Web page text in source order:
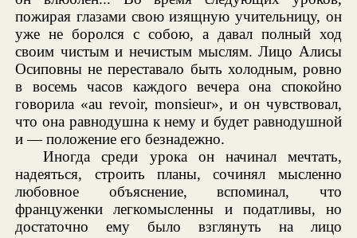
пожирая глазами свою изящную учительницу, он
уже не боролся с собою, а давал полный ход
своим чистым и нечистым мыслям. Лицо Алисы
Осиповны не переставало быть холодным, ровно
в восемь часов каждого вечера она спокойно
говорила «au revoir, monsieur», и он чувствовал,
что она равнодушна к нему и будет равнодушной
и — положение его безнадежно.
Иногда среди урока он начинал мечтать,
надеяться, строить планы, сочинял мысленно
любовное объяснение, вспоминал, что
француженки легкомысленны и податливы, но
достаточно ему было взглянуть на лицо